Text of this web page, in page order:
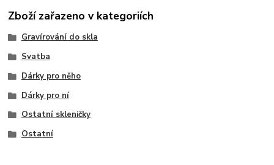
Zboží zařazeno v kategoriích
Gravírování do skla
Svatba
Dárky pro něho
Dárky pro ní
Ostatní skleničky
Ostatní